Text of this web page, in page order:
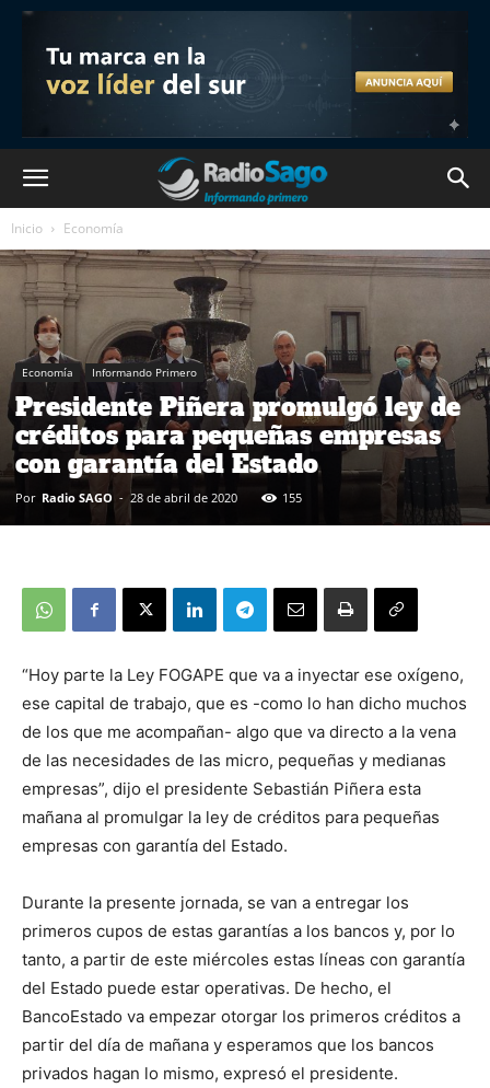
Inicio Economía
Economía Informando Primero
Presidente Piñera promulgó ley de
créditos para pequeñas empresas
con garantía del Estado
Por Radio SAGO - 28 de abril de 2020 155
“Hoy parte la Ley FOGAPE que va a inyectar ese oxígeno,
ese capital de trabajo, que es -como lo han dicho muchos
de los que me acompañan- algo que va directo a la vena
de las necesidades de las micro, pequeñas y medianas
empresas”, dijo el presidente Sebastián Piñera esta
mañana al promulgar la ley de créditos para pequeñas
empresas con garantía del Estado.
Durante la presente jornada, se van a entregar los
primeros cupos de estas garantías a los bancos y, por lo
tanto, a partir de este miércoles estas líneas con garantía
del Estado puede estar operativas. De hecho, el
BancoEstado va empezar otorgar los primeros créditos a
partir del día de mañana y esperamos que los bancos
privados hagan lo mismo, expresó el presidente.